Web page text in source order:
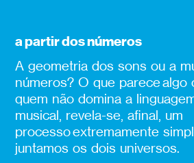
a partir dos números
A geometria dos sons ou a
números? O que parece algo
quem não domina a
musical, revela­-se, afinal, um
processo extremamente
juntamos os dois universos.